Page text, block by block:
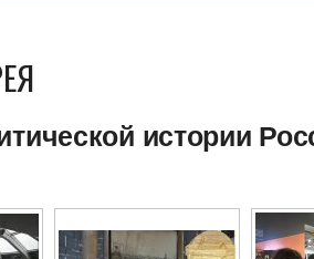
истории